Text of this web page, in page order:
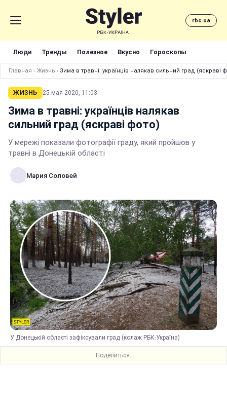
rbc.ua
Люди Тренды Полезное Вкусно Гороскопы
Главная › Жизнь › Зима в травні: українців налякав сильний град (яскраві
ЖИЗНЬ 25 мая 2020, 11:03
Зима в травні: українців налякав
сильний град (яскраві фото)
У мережі показали фотографії граду, який пройшов у
травні в Донецькій області
Мария Соловей
У Донецькій області зафіксували град (колаж РБК-Україна)
Поделиться: